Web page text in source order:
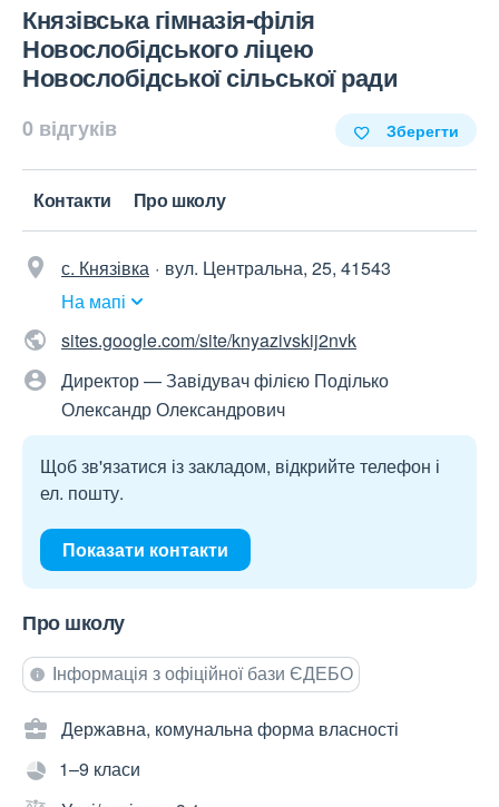
Князівська гімназія-філія
Новослобідського ліцею
Новослобідської сільської ради
0 відгуків Зберегти
Контакти Про школу
с. Князівка
вул. Центральна, 25, 41543
На мапі
sites.google.com/site/knyazivskij2nvk
Директор — Завідувач філією Поділько
Олександр Олександрович
Щоб зв'язатися із закладом, відкрийте телефон і
ел. пошту.
Показати контакти
Про школу
Інформація з офіційної бази ЄДЕБО
Державна, комунальна форма власності
1–9 класи